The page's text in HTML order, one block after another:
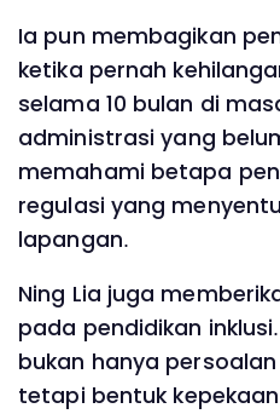
Ia pun membagikan
ketika pernah
selama 10 bulan di
administrasi yang
memahami betapa
regulasi yang
lapangan.
Ning Lia juga
pada pendidikan
bukan hanya
tetapi bentuk